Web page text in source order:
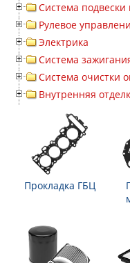
Система подвески
Рулевое
Электрика
Система
Система очистки
Внутренняя
Прокладка ГБЦ